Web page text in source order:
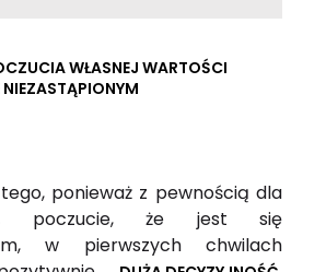
WŁASNEJ WARTOŚCI
NIEZASTĄPIONYM
ponieważ z pewnością dla
poczucie, że jest się
w pierwszych chwilach